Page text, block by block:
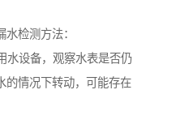
检测方法：
水设备，观察水表是否仍
的情况下转动，可能存在